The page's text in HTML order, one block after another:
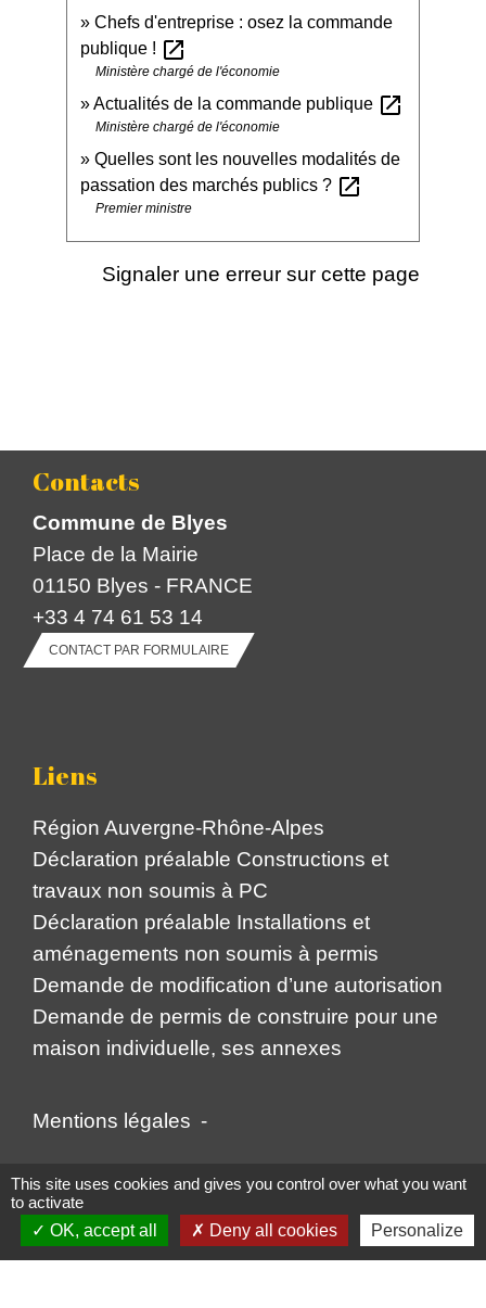
Chefs d'entreprise : osez la commande
publique ! open_in_new
Ministère chargé de l'économie
Actualités de la commande publique open_in_new
Ministère chargé de l'économie
Quelles sont les nouvelles modalités de
passation des marchés publics ? open_in_new
Premier ministre
Signaler une erreur sur cette page
Contacts
Commune de Blyes
Place de la Mairie
01150 Blyes - FRANCE
+33 4 74 61 53 14
CONTACT PAR FORMULAIRE
Liens
Région Auvergne-Rhône-Alpes
Déclaration préalable Constructions et
travaux non soumis à PC
Déclaration préalable Installations et
aménagements non soumis à permis
Demande de modification d’une autorisation
Demande de permis de construire pour une
maison individuelle, ses annexes
Mentions légales -
Plan du site - Gestion des cookies
This site uses cookies and gives you control over what you want
to activate
OK, accept all
Deny all cookies Personalize